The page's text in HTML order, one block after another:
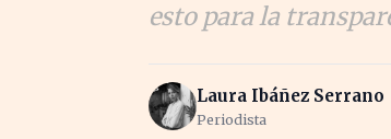
esto para la
Laura Ibáñez Serrano
Periodista